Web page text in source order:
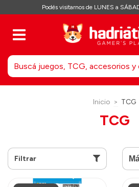
Podés visitarnos de LUNES a
Inicio > TCG
TCG
Filtrar